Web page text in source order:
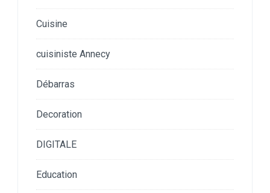
Cuisine
cuisiniste Annecy
Débarras
Decoration
DIGITALE
Education